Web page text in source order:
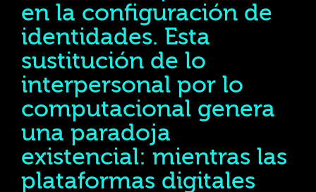
en la configuración de
identidades. Esta
sustitución de lo
interpersonal por lo
computacional genera
una paradoja
existencial: mientras las
plataformas digitales